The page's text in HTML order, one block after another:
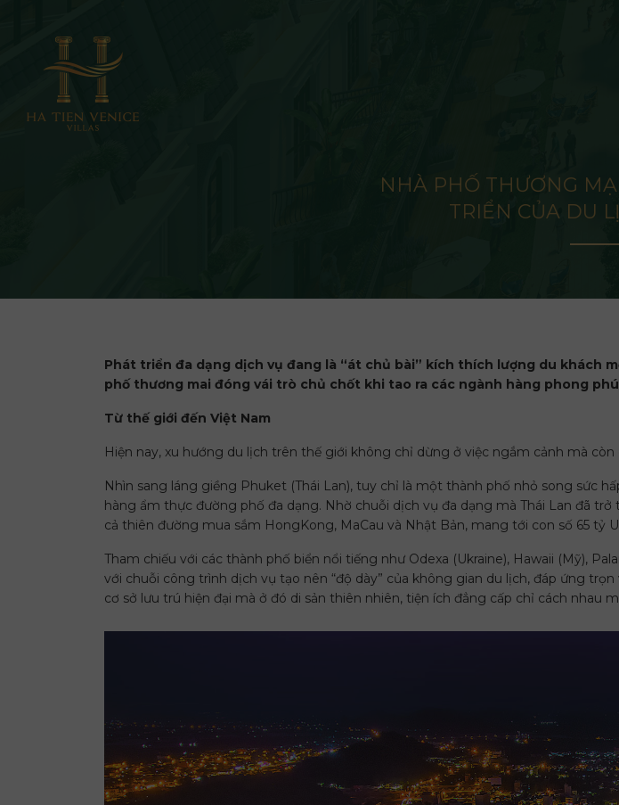
NHÀ PHỐ THƯƠNG
TRIỂN CỦA DU
Phát triển đa dạng dịch vụ đang là “át chủ bài” kích thích lượng du khách
phố thương mai đóng vái trò chủ chốt khi tao ra các ngành hàng phong
Từ thế giới đến Việt Nam
Hiện nay, xu hướng du lịch trên thế giới không chỉ dừng ở việc ngắm cảnh mà còn
Nhìn sang láng giềng Phuket (Thái Lan), tuy chỉ là một thành phố nhỏ song sức
hàng ẩm thực đường phố đa dạng. Nhờ chuỗi dịch vụ đa dạng mà Thái Lan đã
cả thiên đường mua sắm HongKong, MaCau và Nhật Bản, mang tới con số 65 tỷ
Tham chiếu với các thành phố biển nổi tiếng như Odexa (Ukraine), Hawaii (Mỹ),
với chuỗi công trình dịch vụ tạo nên “độ dày” của không gian du lịch, đáp ứng
cơ sở lưu trú hiện đại mà ở đó di sản thiên nhiên, tiện ích đẳng cấp chỉ cách nhau